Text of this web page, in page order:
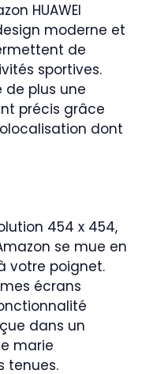
HUAWEI
moderne et
de
sportives.
de plus une
précis grâce
dont
454 x 454,
se mue en
votre poignet.
écrans
dans un
marie
tenues.